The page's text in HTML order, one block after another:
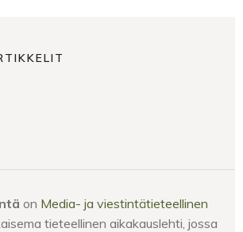
on Media- ja viestintätieteellinen
tieteellinen aikakauslehti, jossa